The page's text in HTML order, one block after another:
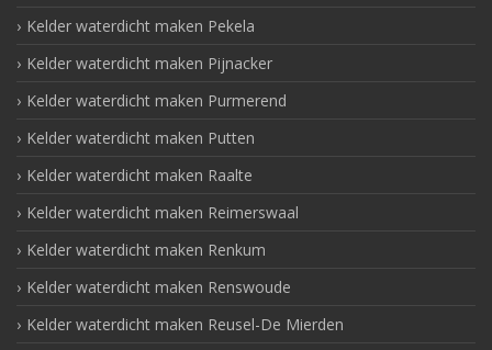
Kelder waterdicht maken Pekela
Kelder waterdicht maken Pijnacker
Kelder waterdicht maken Purmerend
Kelder waterdicht maken Putten
Kelder waterdicht maken Raalte
Kelder waterdicht maken Reimerswaal
Kelder waterdicht maken Renkum
Kelder waterdicht maken Renswoude
Kelder waterdicht maken Reusel-De Mierden